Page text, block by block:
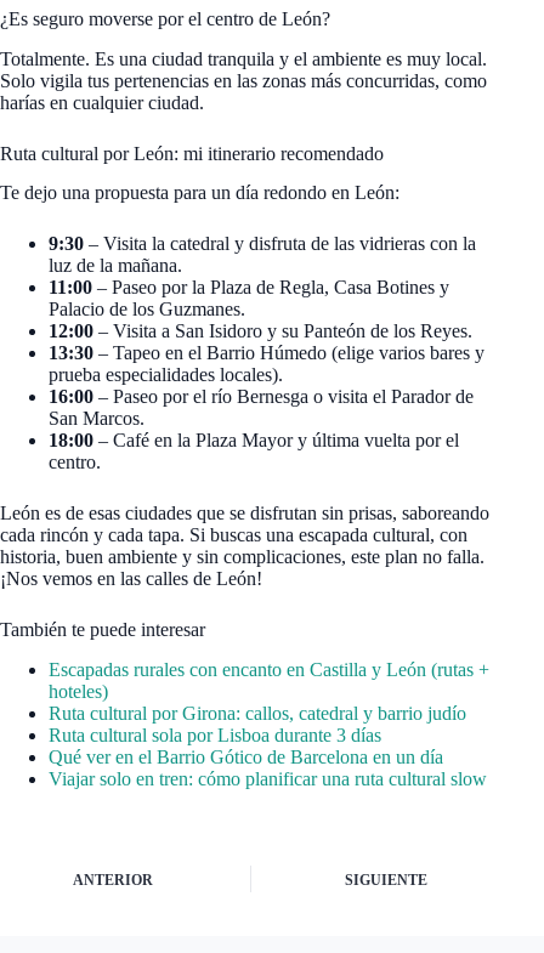
¿Es seguro moverse por el centro de León?
Totalmente. Es una ciudad tranquila y el ambiente es muy local.
Solo vigila tus pertenencias en las zonas más concurridas, como
harías en cualquier ciudad.
Ruta cultural por León: mi itinerario recomendado
Te dejo una propuesta para un día redondo en León:
9:30 – Visita la catedral y disfruta de las vidrieras con la
luz de la mañana.
11:00 – Paseo por la Plaza de Regla, Casa Botines y
Palacio de los Guzmanes.
12:00 – Visita a San Isidoro y su Panteón de los Reyes.
13:30 – Tapeo en el Barrio Húmedo (elige varios bares y
prueba especialidades locales).
16:00 – Paseo por el río Bernesga o visita el Parador de
San Marcos.
18:00 – Café en la Plaza Mayor y última vuelta por el
centro.
León es de esas ciudades que se disfrutan sin prisas, saboreando
cada rincón y cada tapa. Si buscas una escapada cultural, con
historia, buen ambiente y sin complicaciones, este plan no falla.
¡Nos vemos en las calles de León!
También te puede interesar
Escapadas rurales con encanto en Castilla y León (rutas +
hoteles)
Ruta cultural por Girona: callos, catedral y barrio judío
Ruta cultural sola por Lisboa durante 3 días
Qué ver en el Barrio Gótico de Barcelona en un día
Viajar solo en tren: cómo planificar una ruta cultural slow
ANTERIOR SIGUIENTE